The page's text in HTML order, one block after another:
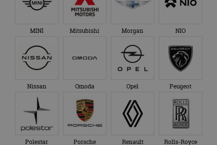
MINI Mitsubishi Morgan NIO
Nissan Omoda Opel Peugeot
Polestar Porsche Renault Rolls-Royce